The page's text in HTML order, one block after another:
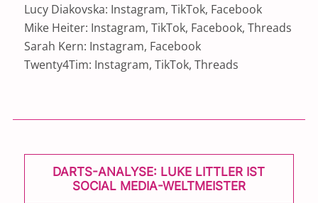
Lucy Diakovska: Instagram, TikTok, Facebook
Mike Heiter: Instagram, TikTok, Facebook, Threads
Sarah Kern: Instagram, Facebook
Twenty4Tim: Instagram, TikTok, Threads
POST
NAVIGATION
DARTS-ANALYSE: LUKE LITTLER IST
SOCIAL MEDIA-WELTMEISTER